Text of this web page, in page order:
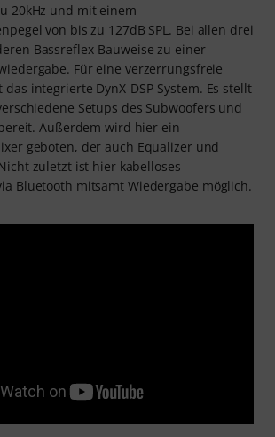
20kHz und mit einem
von bis zu 127dB SPL. Bei allen drei
Bassreflex-Bauweise zu einer
Für eine verzerrungsfreie
integrierte DynX-DSP-System. Es stellt
Setups des Subwoofers und
Außerdem wird hier ein
geboten, der auch Equalizer und
zuletzt ist hier kabelloses
Bluetooth mitsamt Wiedergabe möglich.